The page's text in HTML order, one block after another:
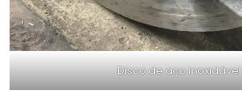
Disco de aço inoxidável